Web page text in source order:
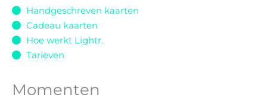
Handgeschreven kaarten
Cadeau kaarten
Hoe werkt Lightr.
Tarieven
Momenten